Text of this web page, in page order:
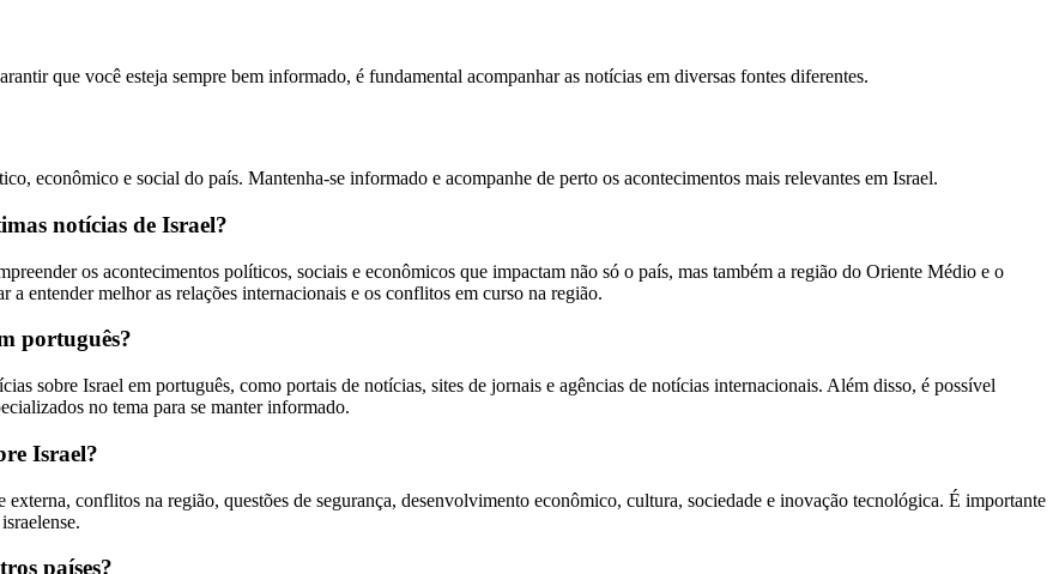
que você esteja sempre bem informado, é fundamental acompanhar as notícias em diversas fontes diferentes.
econômico e social do país. Mantenha-se informado e acompanhe de perto os acontecimentos mais relevantes em Israel.
notícias de Israel?
os acontecimentos políticos, sociais e econômicos que impactam não só o país, mas também a região do Oriente Médio e o
entender melhor as relações internacionais e os conflitos em curso na região.
português?
sobre Israel em português, como portais de notícias, sites de jornais e agências de notícias internacionais. Além disso, é possível
no tema para se manter informado.
Israel?
conflitos na região, questões de segurança, desenvolvimento econômico, cultura, sociedade e inovação tecnológica. É importante
países?